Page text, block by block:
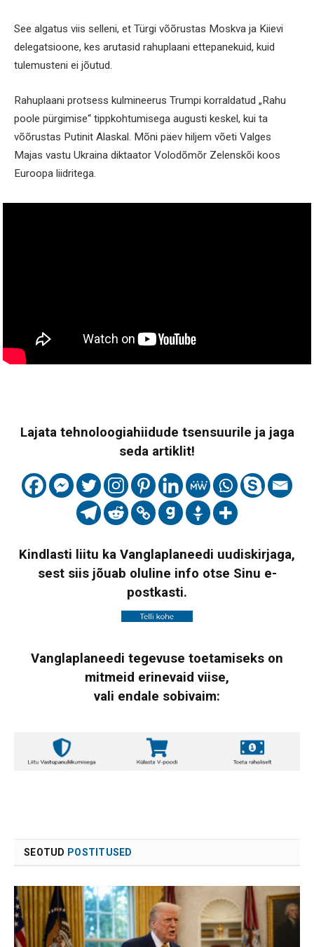
See algatus viis selleni, et Türgi võõrustas Moskva ja Kiievi
delegatsioone, kes arutasid rahuplaani ettepanekuid, kuid
tulemusteni ei jõutud.
Rahuplaani protsess kulmineerus Trumpi korraldatud „Rahu
poole pürgimise“ tippkohtumisega augusti keskel, kui ta
võõrustas Putinit Alaskal. Mõni päev hiljem võeti Valges
Majas vastu Ukraina diktaator Volodõmõr Zelenskõi koos
Euroopa liidritega.
Lajata tehnoloogiahiidude tsensuurile ja jaga
seda artiklit!
Kindlasti liitu ka Vanglaplaneedi uudiskirjaga,
sest siis jõuab oluline info otse Sinu e-
postkasti.
Vanglaplaneedi tegevuse toetamiseks on
mitmeid erinevaid viise,
vali endale sobivaim:
SEOTUD POSTITUSED